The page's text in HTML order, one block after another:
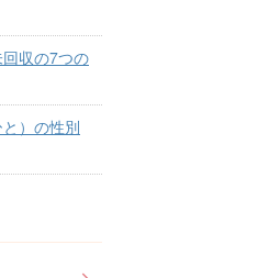
収の7つの
）の性別